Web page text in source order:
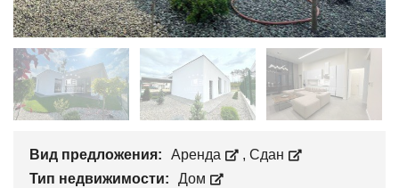
Вид предложения: Аренда , Сдан
Тип недвижимости:
Дом